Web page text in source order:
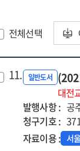
전체선택
11. 일반도서
대전
발행사항 : 공
청구기호 :
자료이용 : 서